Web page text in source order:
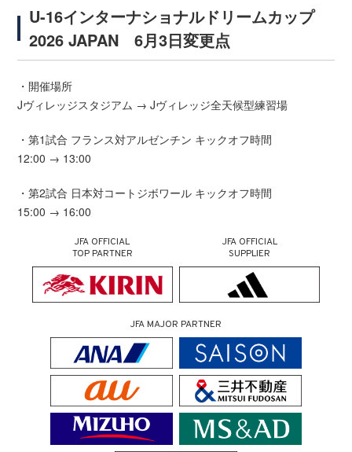
U-16インターナショナルドリームカップ
2026 JAPAN 6月3日変更点
・開催場所
Jヴィレッジスタジアム → Jヴィレッジ全天候型練習場
・第1試合 フランス対アルゼンチン キックオフ時間
12:00 → 13:00
・第2試合 日本対コートジボワール キックオフ時間
15:00 → 16:00
JFA OFFICIAL
TOP PARTNER
JFA OFFICIAL
SUPPLIER
JFA MAJOR PARTNER